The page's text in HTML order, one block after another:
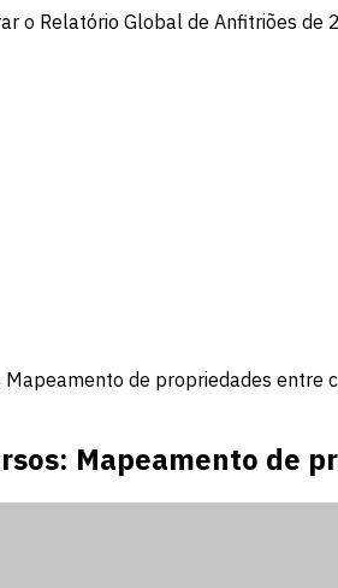
o Relatório Global de Anfitriões
de propriedades entre
Mapeamento de